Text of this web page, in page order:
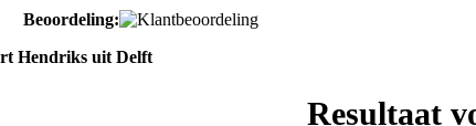
Beoordeling:
Hendriks uit Delft
Resultaat